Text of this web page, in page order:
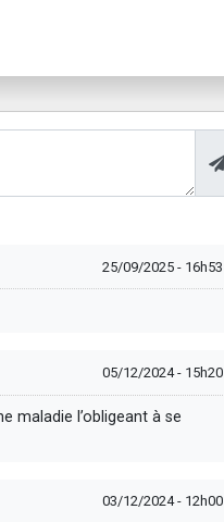
25/09/2025 - 16h53
05/12/2024 - 15h20
maladie l’obligeant à se
03/12/2024 - 12h00